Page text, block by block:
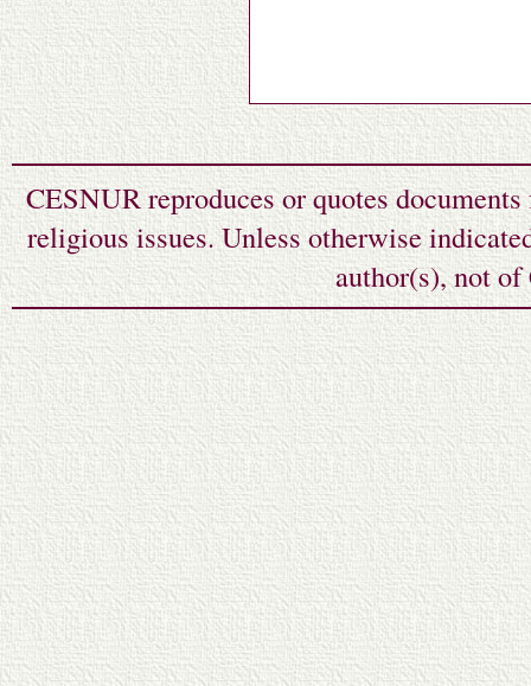
CESNUR reproduces or quotes
religious issues. Unless otherwise
author(s), not